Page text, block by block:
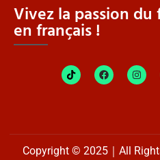
Vivez la passion
en français !
Copyright © 2025｜All